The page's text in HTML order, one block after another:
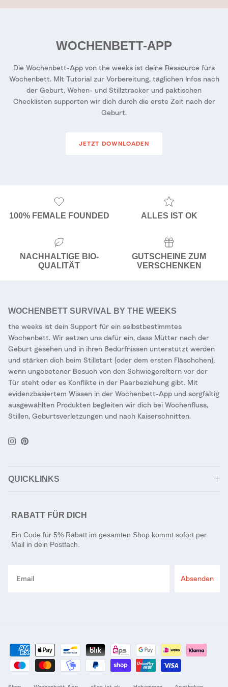
WOCHENBETT-APP
Die Wochenbett-App von the weeks ist deine Ressource fürs
Wochenbett. MIt Tutorial zur Vorbereitung, täglichen Infos nach
der Geburt, Wehen- und Stillztracker und paktischen
Checklisten supporten wir dich durch die erste Zeit nach der
Geburt.
JETZT DOWNLOADEN
100% FEMALE FOUNDED ALLES IST OK
NACHHALTIGE BIO-
QUALITÄT
GUTSCHEINE ZUM
VERSCHENKEN
WOCHENBETT SURVIVAL BY THE WEEKS
the weeks ist dein Support für ein selbstbestimmtes
Wochenbett. Wir setzen uns dafür ein, dass Mütter nach der
Geburt gesehen und in ihren Bedürfnissen unterstützt werden
und stärken dich beim Stillstart (oder dem ersten Fläschchen),
wenn ungebetener Besuch von den Schwiegereltern vor der
Tür steht oder es Konflikte in der Paarbeziehung gibt. Mit
evidenzbasiertem Wissen in der Wochenbett-App und sorgfältig
ausgewählten Produkten begleiten wir dich bei Wochenfluss,
Stillen, Geburtsverletzungen und nach Kaiserschnitten.
Instagram
Pinterest
QUICKLINKS
RABATT FÜR DICH
Ein Code für 5% Rabatt im gesamten Shop kommt sofort per
Mail in dein Postfach.
Absenden